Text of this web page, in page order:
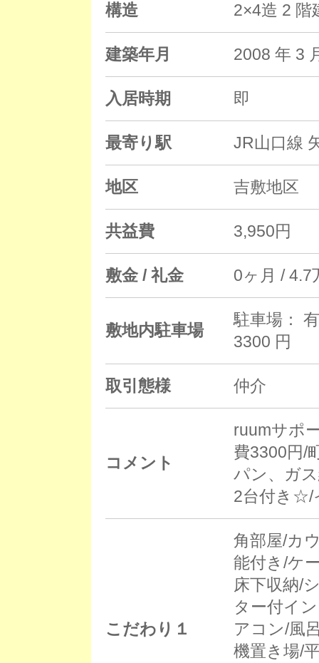
構造 2×4造 2
建築年月 2008 年
入居時期 即
最寄り駅 JR山口線
地区 吉敷地区
共益費 3,950円
敷金 / 礼金 0ヶ月 / 4.7
敷地内駐車場
駐車場：
3300 円
取引態様 仲介
コメント
ruumサポ
費3300円/
パン、ガ
2台付き☆/
こだわり１
角部屋/カ
能付き/ケ
床下収納/
ター付イ
アコン/風
機置き場/